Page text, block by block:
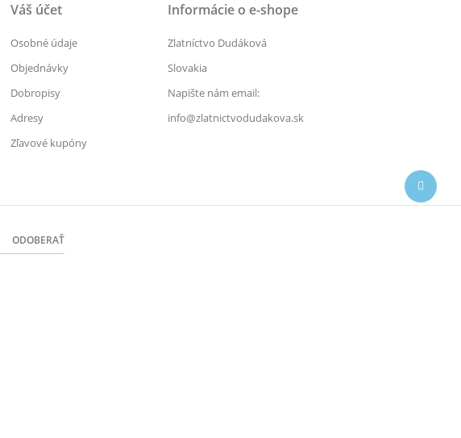
Váš účet
Osobné údaje
Objednávky
Dobropisy
Adresy
Zľavové kupóny
Informácie o e-shope
Zlatníctvo Dudáková
Slovakia
Napište nám email:
info@zlatnictvodudakova.sk
ODOBERAŤ